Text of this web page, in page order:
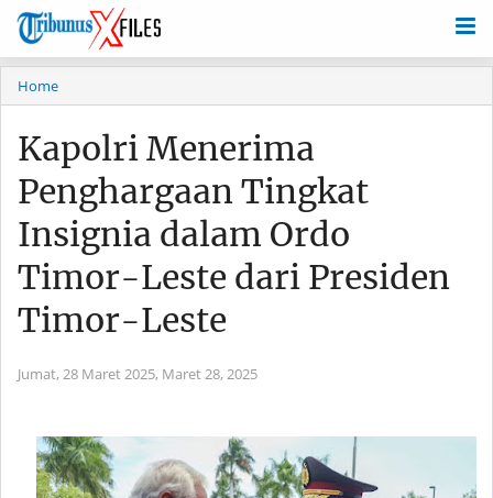
Home
Kapolri Menerima
Penghargaan Tingkat
Insignia dalam Ordo
Timor-Leste dari Presiden
Timor-Leste
Jumat, 28 Maret 2025, Maret 28, 2025